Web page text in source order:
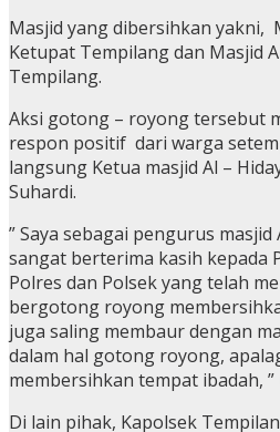
Masjid yang dibersihkan yakni,
Ketupat Tempilang dan Masjid
Tempilang.
Aksi gotong – royong tersebut
respon positif dari warga
langsung Ketua masjid Al –
Suhardi.
” Saya sebagai pengurus
sangat berterima kasih kepada
Polres dan Polsek yang telah
bergotong royong
juga saling membaur dengan
dalam hal gotong royong,
membersihkan tempat ibadah, ”
Di lain pihak, Kapolsek